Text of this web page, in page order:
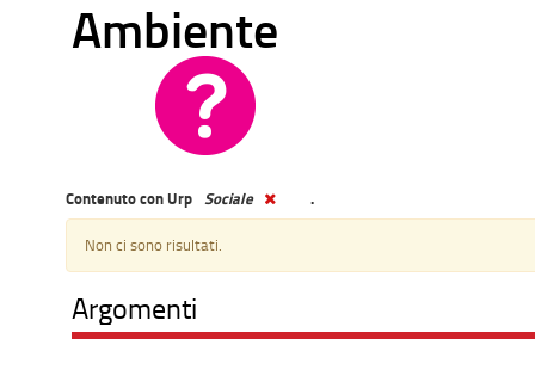
Ambiente
Contenuto con Urp Sociale .
Non ci sono risultati.
Argomenti